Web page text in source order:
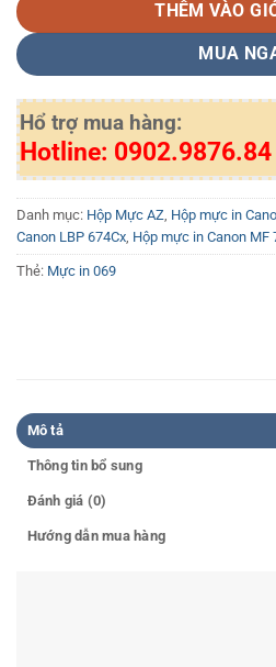
THÊM VÀO
MUA
Hổ trợ mua hàng:
Hotline: 0902.9876.84
Danh mục: Hộp Mực AZ Hộp mực in
Canon LBP 674Cx Hộp mực in Canon MF
Thẻ: Mực in 069
Mô tả
Thông tin bổ sung
Đánh giá (0)
Hướng dẫn mua hàng